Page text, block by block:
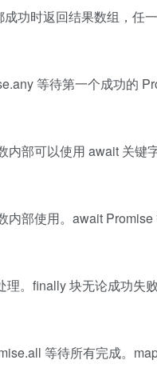
功时返回结果数组，任
等待第一个成功的
部可以使用 await 关键
部使用。await
。finally 块无论成功失
等待所有完成。